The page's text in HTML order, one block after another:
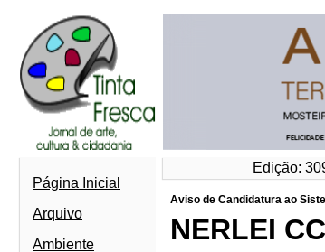
Edição:
Página Inicial
Arquivo
Ambiente
Aviso de Candidatura ao
NERLEI